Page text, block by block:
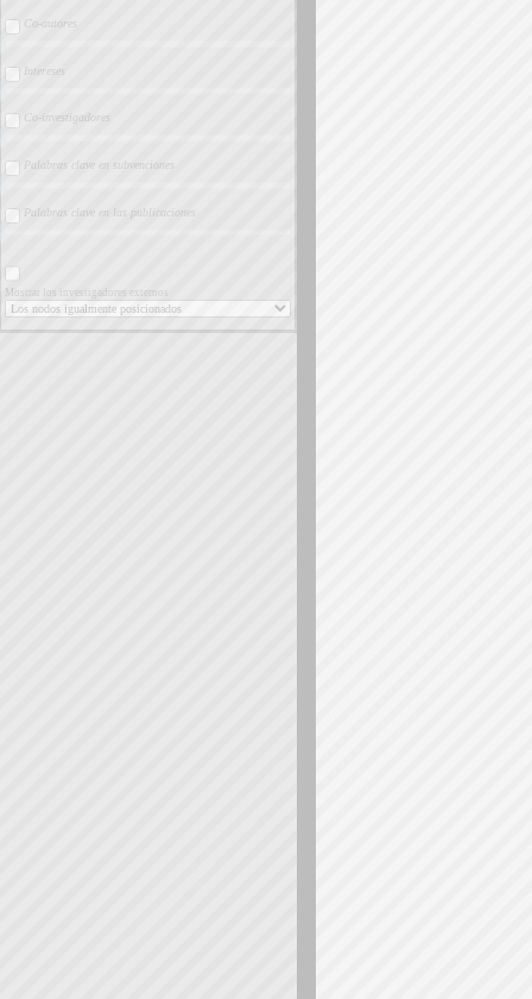
Co-autores
Intereses
Co-investigadores
Palabras clave en subvenciones
Palabras clave en las publicaciones
Mostrar los investigadores externos